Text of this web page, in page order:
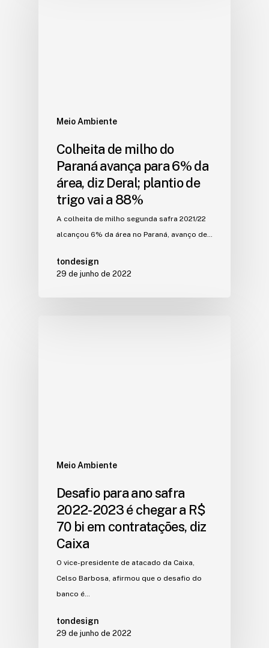
Meio Ambiente
Colheita de milho do
Paraná avança para 6% da
área, diz Deral; plantio de
trigo vai a 88%
A colheita de milho segunda safra 2021/22
alcançou 6% da área no Paraná, avanço de…
tondesign
29 de junho de 2022
Meio Ambiente
Desafio para ano safra
2022-2023 é chegar a R$
70 bi em contratações, diz
Caixa
O vice-presidente de atacado da Caixa,
Celso Barbosa, afirmou que o desafio do
banco é…
tondesign
29 de junho de 2022